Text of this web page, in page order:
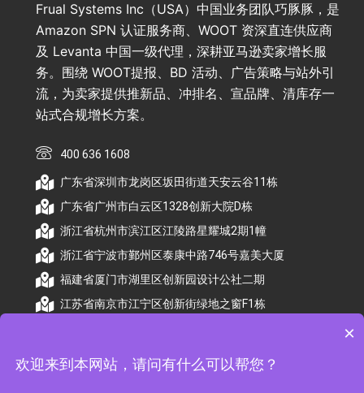
Frual Systems Inc（USA）中国业务团队巧豚豚，是
Amazon SPN 认证服务商、WOOT 资深直连供应商
及 Levanta 中国一级代理，深耕亚马逊卖家增长服
务。围绕 WOOT提报、BD 活动、广告策略与站外引
流，为卖家提供推新品、冲排名、宣品牌、清库存一
站式合规增长方案。
400 636 1608
广东省深圳市龙岗区坂田街道天安云谷11栋
广东省广州市白云区1328创新大院D栋
浙江省杭州市滨江区江陵路星耀城2期1幢
浙江省宁波市鄞州区泰康中路746号嘉美大厦
福建省厦门市湖里区创新园设计公社二期
江苏省南京市江宁区创新街绿地之窗F1栋
×
欢迎来到本网站，请问有什么可以帮您？